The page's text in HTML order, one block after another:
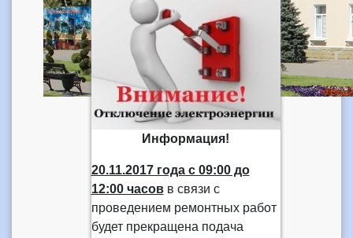
Информация!
20.11.2017 годас 09:00 до
12:00 часовв связи с
проведением ремонтных работ
будет прекращена подача